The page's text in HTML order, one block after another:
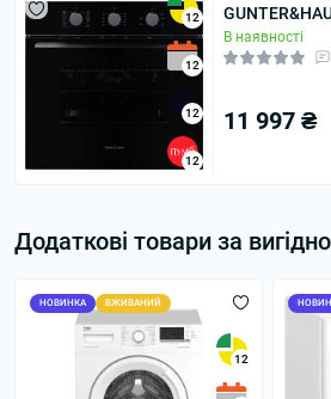
12
12
12
12
В наявності
11 997 ₴
Додаткові товари за
НОВИНКА ВЖИВАНИЙ
12